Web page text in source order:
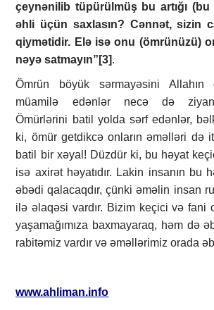
çeynənilib tüpürülmüş bu artığı (bu
əhli üçün saxlasın? Cənnət, sizin
qiymətidir. Elə isə onu (ömrünüzü)
nəyə satmayın” [3].
Ömrün böyük sərmayəsini
müamilə edənlər necə də
Ömürlərini batil yolda sərf edənlər,
ki, ömür getdikcə onların əməlləri də
batil bir xəyal! Düzdür ki, bu həyat
isə axirət həyatıdır. Lakin insanın bu
əbədi qalacaqdır, çünki əməlin insan
ilə əlaqəsi vardır. Bizim keçici və fani
yaşamağımıza baxmayaraq, həm də
rabitəmiz vardır və əməllərimiz orada
www.ahliman.info